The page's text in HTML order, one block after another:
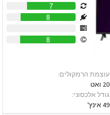
7
8
8
עוצמת הרמקולים:
20 ואט
גודל אלכסוני:
49 אינץ'